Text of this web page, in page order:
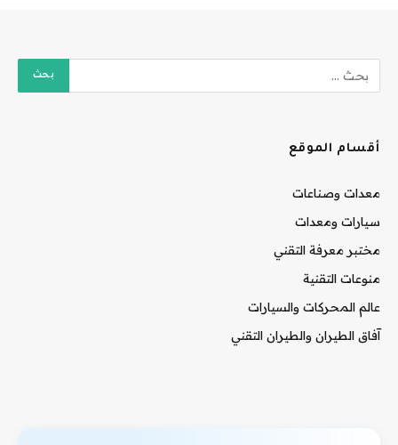
أقسام الموقع
معدات وصناعات
سيارات ومعدات
مختبر معرفة التقني
منوعات التقنية
عالم المحركات والسيارات
آفاق الطيران والطيران التقني